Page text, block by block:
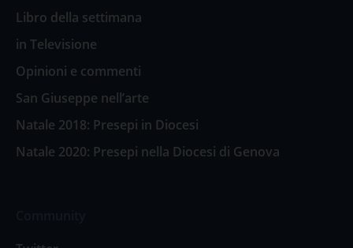
Libro della settimana
in Televisione
Opinioni e commenti
San Giuseppe nell’arte
Natale 2018: Presepi in Diocesi
Natale 2020: Presepi nella Diocesi di Genova